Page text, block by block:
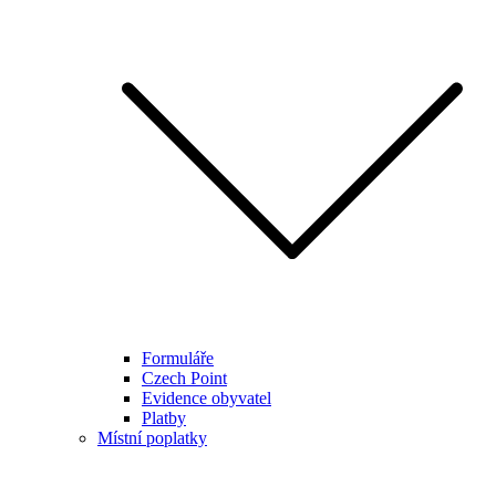
Formuláře
Czech Point
Evidence obyvatel
Platby
Místní poplatky